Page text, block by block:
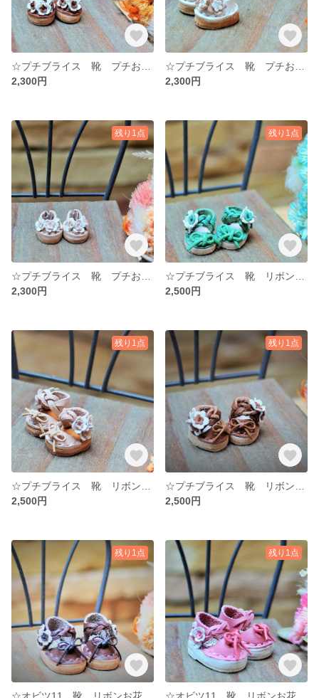
2,300円
2,300円
残り1点
2,300円
残り1点
2,500円
残り1点
2,500円
残り1点
2,500円
残り1点 残り1点